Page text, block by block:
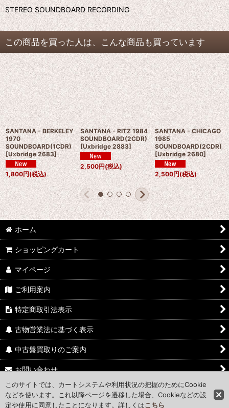
STEREO SOUNDBOARD RECORDING
この商品を買った人は、こんな商品も買っています
SANTANA - BERKELEY
1970
SOUNDBOARD(1CDR)
[Uxbridge 2683]
1,800円(税込)
SANTANA - RITZ 1984
SOUNDBOARD(2CDR)
[Uxbridge 2883]
2,500円(税込)
SANTANA - CHICAGO
1985
SOUNDBOARD(2CDR)
[Uxbridge 2680]
2,500円(税込)
ホーム
ショッピングカート
マイページ
ご利用案内
特定商取引法表示
古物営業法に基づく表示
中古盤買取りのご案内
お問い合わせ
Access Map
このサイトでは、カートシステムや利用状況の把握のためにCookie
などを使います。これ以降ページを遷移した場合、Cookieなどの設
定や使用に同意したことになります。詳しくはこちら